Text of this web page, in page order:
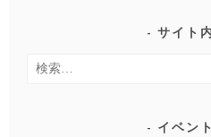
サイト
検
イベン